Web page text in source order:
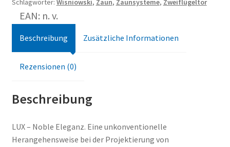
Schlagwörter: Wisniowski, Zaun, Zaunsysteme, Zweiflügeltor
EAN: n. v.
Beschreibung Zusätzliche Informationen
Rezensionen (0)
Beschreibung
LUX – Noble Eleganz. Eine unkonventionelle
Herangehensweise bei der Projektierung von